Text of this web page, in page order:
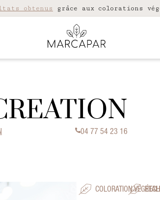
obtenus grâce aux colorations
04 77 54 23 16
COLORATION